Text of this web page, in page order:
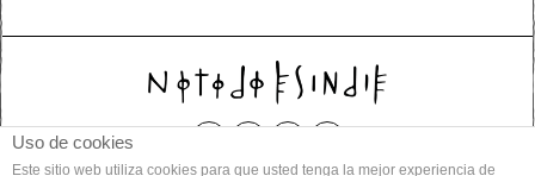
Uso de cookies
Este sitio web utiliza cookies para que usted tenga la mejor experiencia de